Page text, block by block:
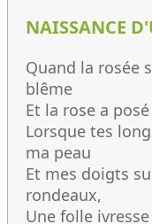
NAISSANCE
Quand la rosée
blême
Et la rose a
Lorsque tes
ma peau
Et mes doigts
rondeaux,
Une folle